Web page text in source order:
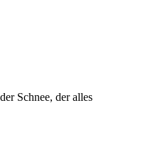
Schnee, der alles